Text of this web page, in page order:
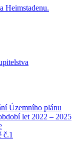
Heimstadenu.
Územního plánu
let 2022 – 2025
č.1